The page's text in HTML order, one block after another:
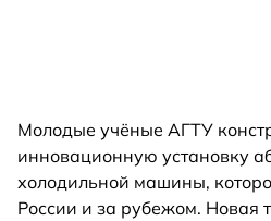
Молодые учёные АГТУ
инновационную установку
холодильной машины,
России и за рубежом. Новая